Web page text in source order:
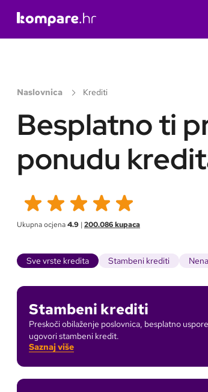
Naslovnica Krediti
Besplatno ti
ponudu
Ukupna ocjena4.9 |200.086kupaca
Sve vrste kredita Stambeni krediti
Stambeni krediti
Preskoči obilaženje poslovnica, besplatno
ugovori stambeni kredit.
Saznaj više